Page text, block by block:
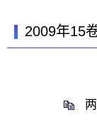
2009年15